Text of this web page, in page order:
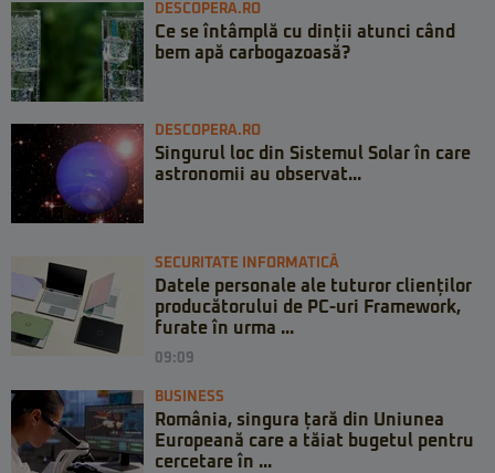
DESCOPERA.RO
Ce se întâmplă cu dinții atunci când
bem apă carbogazoasă?
DESCOPERA.RO
Singurul loc din Sistemul Solar în care
astronomii au observat...
SECURITATE INFORMATICĂ
Datele personale ale tuturor clienților
producătorului de PC-uri Framework,
furate în urma ...
09:09
BUSINESS
România, singura țară din Uniunea
Europeană care a tăiat bugetul pentru
cercetare în ...